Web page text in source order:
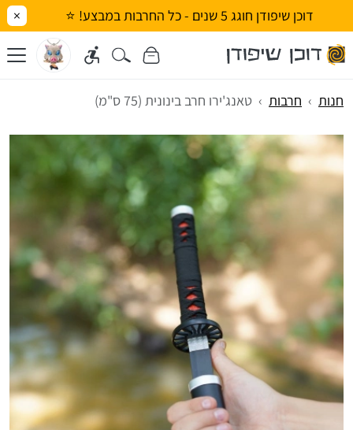
דוכן שיפודן חוגג 5 שנים - כל החרבות במבצע! ⭐ ×
חנות חרבות טאנג'ירו חרב בינונית (75 ס"מ)